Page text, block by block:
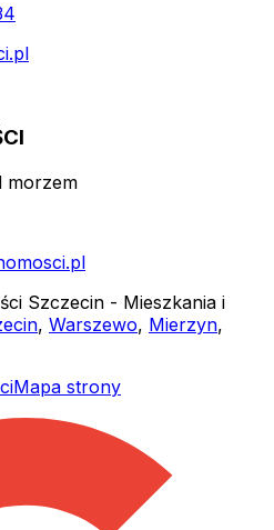
morzem
Szczecin - Mieszkania i
, Warszewo, Mierzyn,
Mapa strony